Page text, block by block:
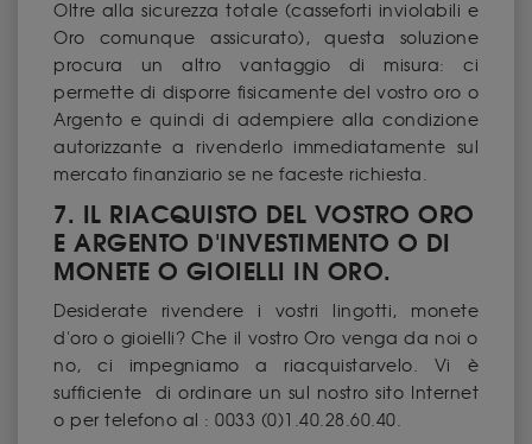
Oltre alla sicurezza totale (casseforti inviolabili e
Oro comunque assicurato), questa soluzione
procura un altro vantaggio di misura: ci
permette di disporre fisicamente del vostro oro o
Argento e quindi di adempiere alla condizione
autorizzante a rivenderlo immediatamente sul
mercato finanziario se ne faceste richiesta.
7. IL RIACQUISTO DEL VOSTRO ORO
E ARGENTO D'INVESTIMENTO O DI
MONETE O GIOIELLI IN ORO.
Desiderate rivendere i vostri lingotti, monete
d'oro o gioielli? Che il vostro Oro venga da noi o
no, ci impegniamo a riacquistarvelo. Vi è
sufficiente di ordinare un sul nostro sito Internet
o per telefono al : 0033 (0)1.40.28.60.40.